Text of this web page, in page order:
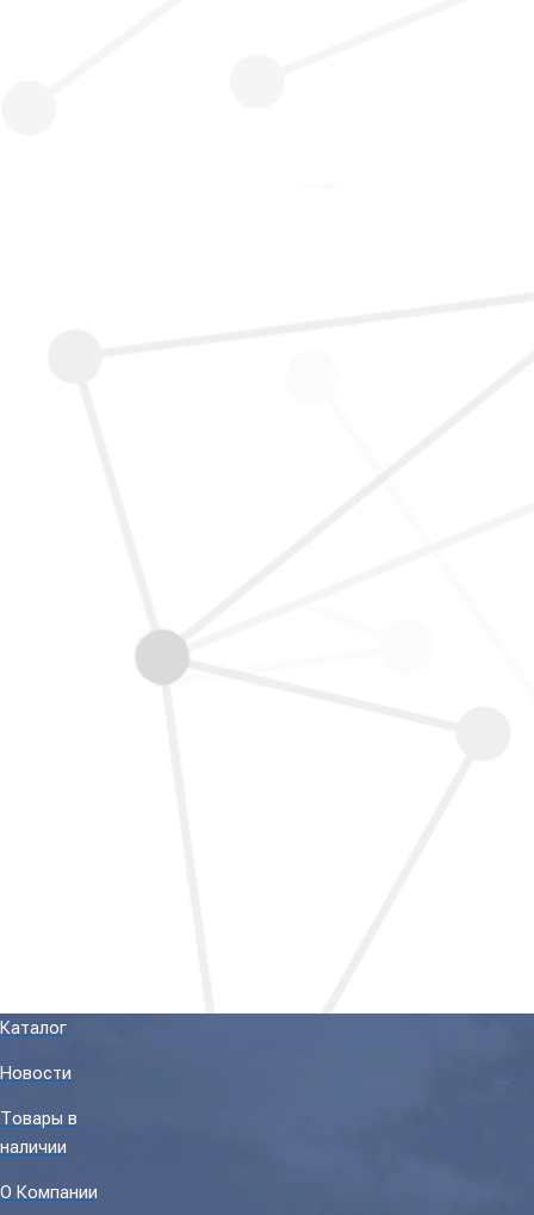
Каталог
Новости
Товары в
наличии
О Компании